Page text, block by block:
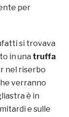
per
si trovava
in una truffa
nel riserbo
verranno
è in
e sulle